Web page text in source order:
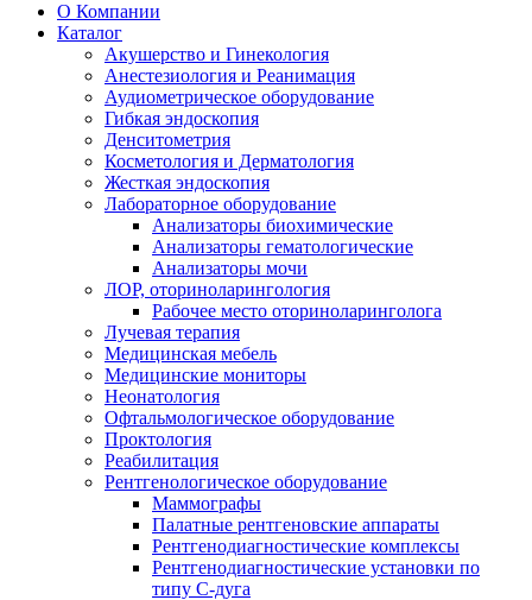
О Компании
Каталог
Акушерство и Гинекология
Анестезиология и Реанимация
Аудиометрическое оборудование
Гибкая эндоскопия
Денситометрия
Косметология и Дерматология
Жесткая эндоскопия
Лабораторное оборудование
Анализаторы биохимические
Анализаторы гематологические
Анализаторы мочи
ЛОР, оториноларингология
Рабочее место оториноларинголога
Лучевая терапия
Медицинская мебель
Медицинские мониторы
Неонатология
Офтальмологическое оборудование
Проктология
Реабилитация
Рентгенологическое оборудование
Маммографы
Палатные рентгеновские аппараты
Рентгенодиагностические комплексы
Рентгенодиагностические установки по
типу С-дуга